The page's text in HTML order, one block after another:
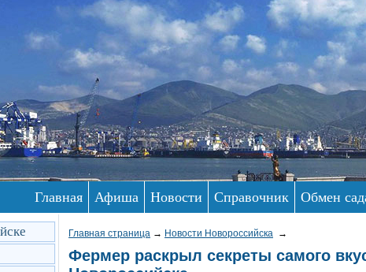
Главная Афиша Новости Справочник Обмен
Главная страница → Новости Новороссийска →
Фермер раскрыл секреты самого